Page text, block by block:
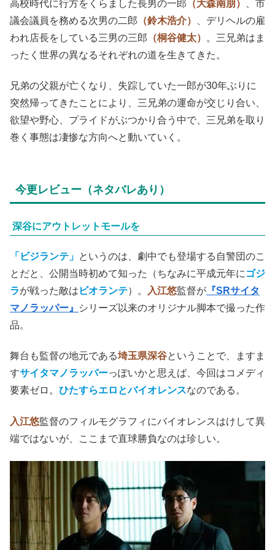
高校時代に行方をくらました長男の一郎 （大森南朋）
、市
議会議員を務める次男の二郎 （鈴木浩介）
、デリヘルの雇
われ店長をしている三男の三郎 （桐谷健太）
。三兄弟はま
ったく世界の異なるそれぞれの道を生きてきた。
兄弟の父親が亡くなり、失踪していた一郎が30年ぶりに
突然帰ってきたことにより、三兄弟の運命が交じり合い、
欲望や野心、プライドがぶつかり合う中で、三兄弟を取り
巻く事態は凄惨な方向へと動いていく。
今更レビュー（ネタバレあり）
深谷にアウトレットモールを
「ビジランテ」 というのは、劇中でも登場する自警団のこ
とだと、公開当時初めて知った（ちなみに平成元年に ゴジ
ラが戦った敵は ビオランテ）。 入江悠監督が 『SRサイタ
マノラッパー』
シリーズ以来のオリジナル脚本で撮った作
品。
舞台も監督の地元である埼玉県深谷ということで、ますま
すサイタマノラッパーっぽいかと思えば、今回はコメディ
要素ゼロ。 ひたすらエロとバイオレンスなのである。
入江悠監督のフィルモグラフィにバイオレンスはけして異
端ではないが、ここまで直球勝負なのは珍しい。